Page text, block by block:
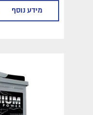
מידע נוסף